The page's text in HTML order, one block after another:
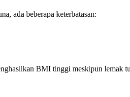
ada beberapa keterbatasan:
BMI tinggi meskipun lemak